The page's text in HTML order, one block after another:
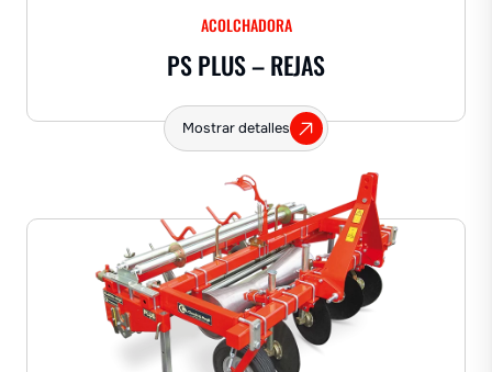
ACOLCHADORA
PS PLUS – REJAS
Mostrar detalles